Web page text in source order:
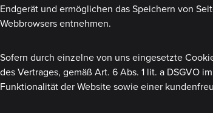
Endgerät und ermöglichen das Speichern von
Webbrowsers entnehmen.
Sofern durch einzelne von uns eingesetzte
des Vertrages, gemäß Art. 6 Abs. 1 lit. a DSGVO
Funktionalität der Website sowie einer